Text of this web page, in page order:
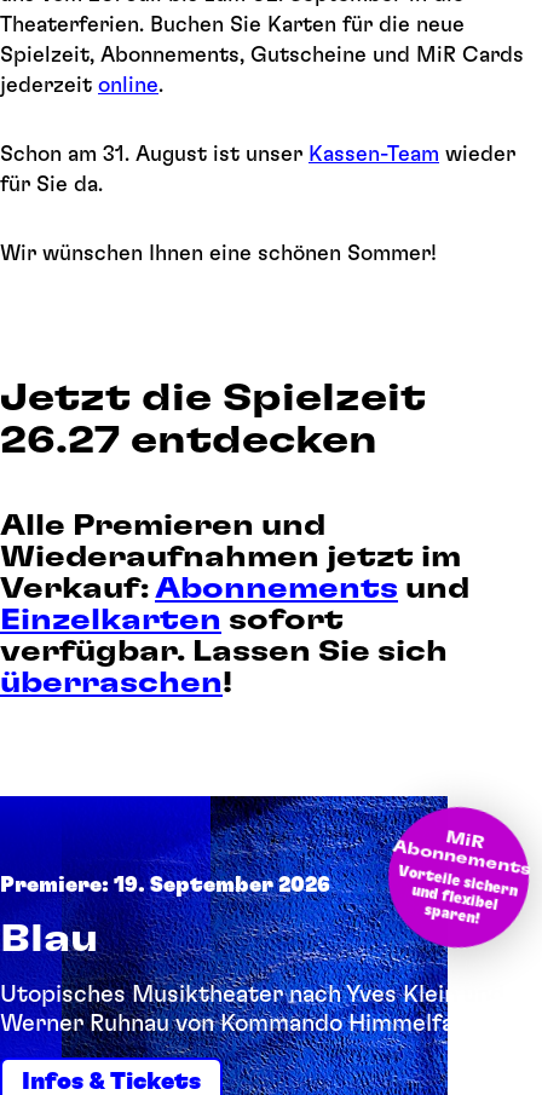
Theaterferien. Buchen Sie Karten für die neue
Spielzeit, Abonnements, Gutscheine und MiR Cards
jederzeit online.
Schon am 31. August ist unser Kassen-Team wieder
für Sie da.
Wir wünschen Ihnen eine schönen Sommer!
Jetzt die Spielzeit
26.27 entdecken
Alle Premieren und
Wiederaufnahmen jetzt im
Verkauf: Abonnements und
Einzelkarten sofort
verfügbar. Lassen Sie sich
überraschen!
M
iR A
bonnem
ents
Vorteile sichern und flexibel
sparen!
Premiere: 19. September 2026
Blau
Utopisches Musiktheater nach Yves Klein und
Werner Ruhnau von Kommando Himmelfahrt
Infos & Tickets